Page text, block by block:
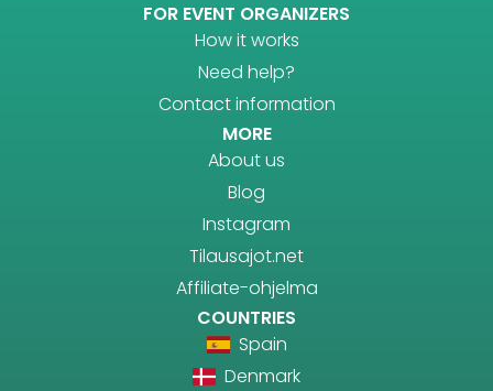
FOR EVENT ORGANIZERS
How it works
Need help?
Contact information
MORE
About us
Blog
Instagram
Tilausajot.net
Affiliate-ohjelma
COUNTRIES
Spain
Denmark